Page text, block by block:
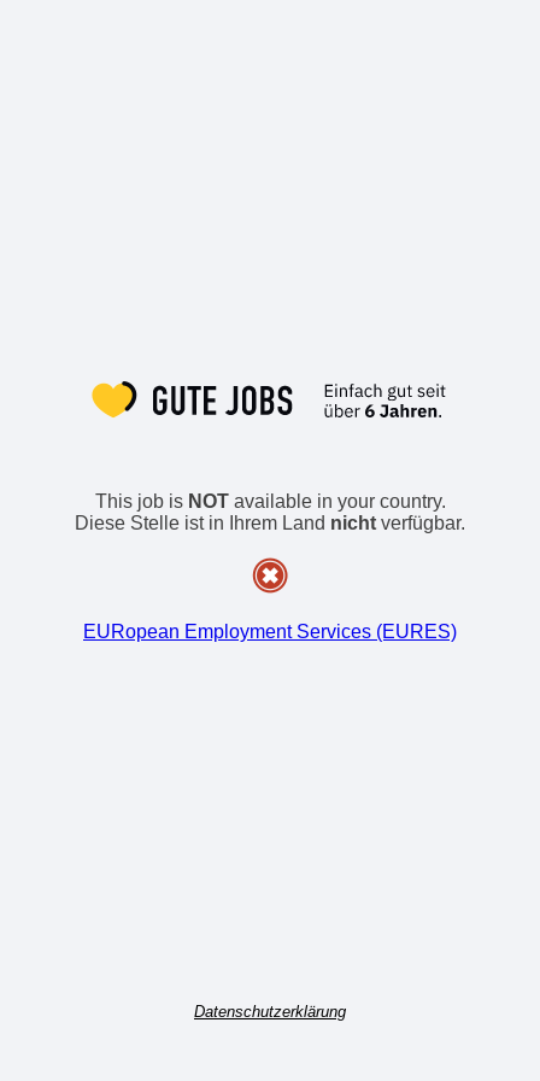
This job is NOTavailable in your country.
Diese Stelle ist in Ihrem Land nicht verfügbar.
EURopean Employment Services (EURES)
Datenschutzerklärung